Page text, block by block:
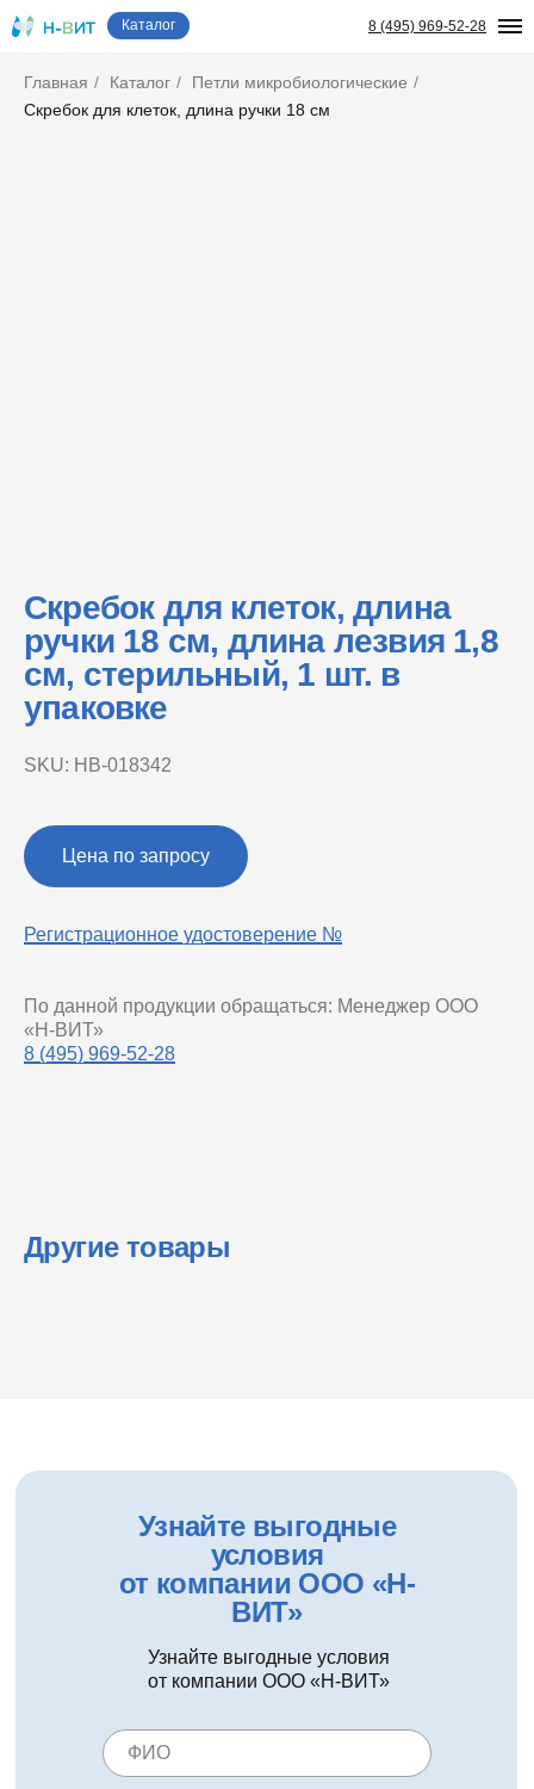
8 (495) 969-52-28
Каталог
Главная / Каталог / Петли микробиологические /
Скребок для клеток, длина ручки 18 см
Скребок для клеток, длина
ручки 18 см, длина лезвия 1,8
см, стерильный, 1 шт. в
упаковке
SKU: НВ-018342
Цена по запросу
Регистрационное удостоверение №
По данной продукции обращаться: Менеджер ООО
«Н-ВИТ»
8 (495) 969-52-28
Другие товары
Узнайте выгодные
условия
от компании ООО «Н-
ВИТ»
Узнайте выгодные условия
от компании ООО «Н-ВИТ»